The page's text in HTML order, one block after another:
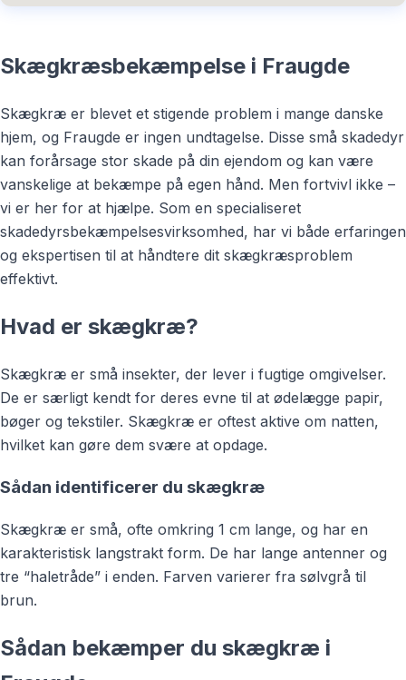
Skægkræsbekæmpelse i Fraugde
Skægkræ er blevet et stigende problem i mange danske
hjem, og Fraugde er ingen undtagelse. Disse små skadedyr
kan forårsage stor skade på din ejendom og kan være
vanskelige at bekæmpe på egen hånd. Men fortvivl ikke –
vi er her for at hjælpe. Som en specialiseret
skadedyrsbekæmpelsesvirksomhed, har vi både erfaringen
og ekspertisen til at håndtere dit skægkræsproblem
effektivt.
Hvad er skægkræ?
Skægkræ er små insekter, der lever i fugtige omgivelser.
De er særligt kendt for deres evne til at ødelægge papir,
bøger og tekstiler. Skægkræ er oftest aktive om natten,
hvilket kan gøre dem svære at opdage.
Sådan identificerer du skægkræ
Skægkræ er små, ofte omkring 1 cm lange, og har en
karakteristisk langstrakt form. De har lange antenner og
tre “haletråde” i enden. Farven varierer fra sølvgrå til
brun.
Sådan bekæmper du skægkræ i